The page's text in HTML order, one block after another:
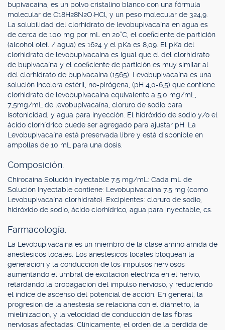
bupivacaína, es un polvo cristalino blanco con una fórmula
molecular de C18H28N2O·HCl, y un peso molecular de 324,9.
La solubilidad del clorhidrato de levobupivacaína en agua es
de cerca de 100 mg por mL en 20°C, el coeficiente de partición
(alcohol oleil / agua) es 1624 y el pKa es 8,09. El pKa del
clorhidrato de levobupivacaína es igual que el del clorhidrato
de bupivacaína y el coeficiente de partición es muy similar al
del clorhidrato de bupivacaína (1565). Levobupivacaína es una
solución incolora estéril, no-pirógena, (pH 4,0-6,5) que contiene
clorhidrato de levobupivacaína equivalente a 5,0 mg/mL,
7,5mg/mL de levobupivacaína, cloruro de sodio para
isotonicidad, y agua para inyección. El hidróxido de sodio y/o el
ácido clorhídrico puede ser agregado para ajustar pH. La
Levobupivacaína está preservada libre y está disponible en
ampollas de 10 mL para una dosis.
Composición.
Chirocaína Solución Inyectable 7.5 mg/mL: Cada mL de
Solución Inyectable contiene: Levobupivacaína 7.5 mg (como
Levobupivacaína clorhidrato). Excipientes: cloruro de sodio,
hidróxido de sodio, ácido clorhídrico, agua para inyectable, cs.
Farmacología.
La Levobupivacaína es un miembro de la clase amino amida de
anestésicos locales. Los anestésicos locales bloquean la
generación y la conducción de los impulsos nerviosos
aumentando el umbral de excitación eléctrica en el nervio,
retardando la propagación del impulso nervioso, y reduciendo
el índice de ascenso del potencial de acción. En general, la
progresión de la anestesia se relaciona con el diámetro, la
mielinización, y la velocidad de conducción de las fibras
nerviosas afectadas. Clínicamente, el orden de la pérdida de